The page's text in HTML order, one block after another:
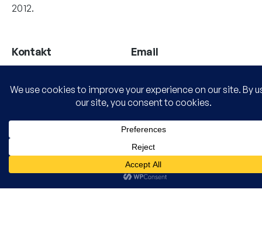
2012.
Kontakt
Zielstr. 40
68169 Mannheim
Email
Folge uns!
InstagramFacebook